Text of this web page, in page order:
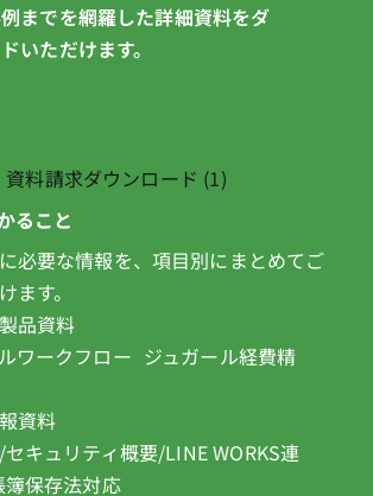
までを網羅した詳細資料をダ
いただけます。
ること
必要な情報を、項目別にまとめてご
ます。
品資料
ワークフロー ジュガール経費精
資料
キュリティ概要/LINE WORKS連
保存法対応